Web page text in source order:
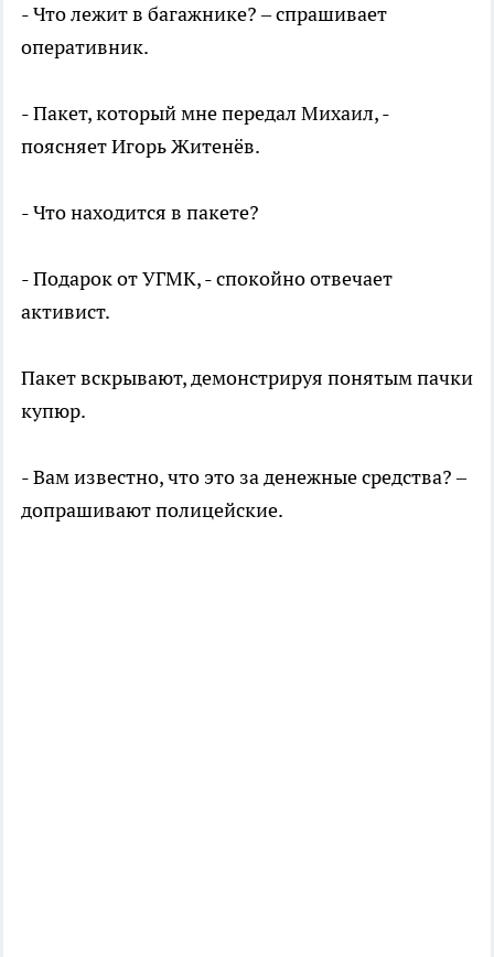
- Что лежит в багажнике? – спрашивает
оперативник.
- Пакет, который мне передал Михаил, -
поясняет Игорь Житенёв.
- Что находится в пакете?
- Подарок от УГМК, - спокойно отвечает
активист.
Пакет вскрывают, демонстрируя понятым пачки
купюр.
- Вам известно, что это за денежные средства? –
допрашивают полицейские.